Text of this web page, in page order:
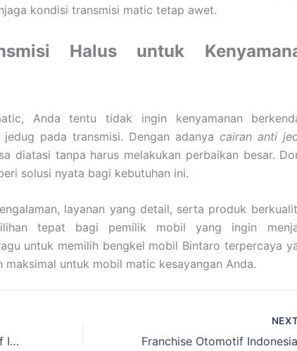
kondisi transmisi matic tetap awet.
Halus untuk
Anda tentu tidak ingin kenyamanan
pada transmisi. Dengan adanya cairan anti
diatasi tanpa harus melakukan perbaikan besar.
solusi nyata bagi kebutuhan ini.
layanan yang detail, serta produk
tepat bagi pemilik mobil yang ingin
untuk memilih bengkel mobil Bintaro terpercaya
maksimal untuk mobil matic kesayangan Anda.
Peluang Franchise Otomotif Indonesia yang Paling Menjanjikan